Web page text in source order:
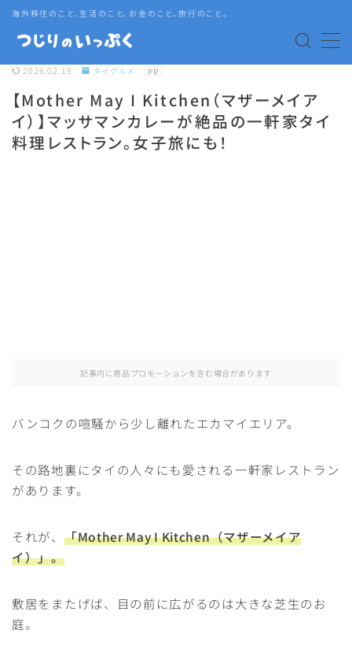
海外移住のこと、生活のこと、お金のこと、旅行のこと。
MENU
海外赴任・帯同
タイ生活
2026.02.19 タイグルメ PR
【Mother May I Kitchen（マザーメイア
イ）】マッサマンカレーが絶品の一軒家タイ
料理レストラン。女子旅にも！
記事内に商品プロモーションを含む場合があります
バンコクの喧騒から少し離れたエカマイエリア。
その路地裏にタイの人々にも愛される一軒家レストラン
があります。
それが、 「Mother May I Kitchen（マザーメイア
イ）」。
敷居をまたげば、目の前に広がるのは大きな芝生のお
庭。